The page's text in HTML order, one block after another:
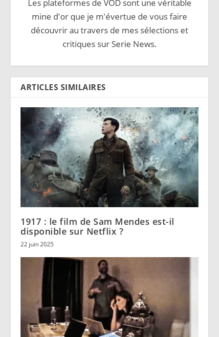
Les plateformes de VOD sont une véritable
mine d'or que je m'évertue de vous faire
découvrir au travers de mes sélections et
critiques sur Serie News.
ARTICLES SIMILAIRES
1917 : le film de Sam Mendes est-il
disponible sur Netflix ?
22 juin 2025